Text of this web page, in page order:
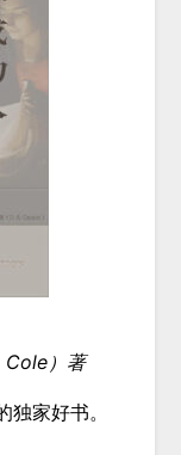
Cole）著
独家好书。